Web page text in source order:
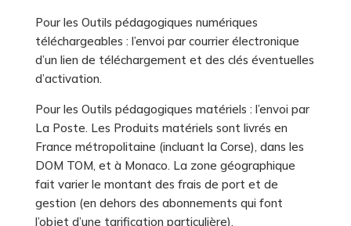
Pour les Outils pédagogiques numériques
téléchargeables : l’envoi par courrier électronique
d’un lien de téléchargement et des clés éventuelles
d’activation.
Pour les Outils pédagogiques matériels : l’envoi par
La Poste. Les Produits matériels sont livrés en
France métropolitaine (incluant la Corse), dans les
DOM TOM, et à Monaco. La zone géographique
fait varier le montant des frais de port et de
gestion (en dehors des abonnements qui font
l’objet d’une tarification particulière).